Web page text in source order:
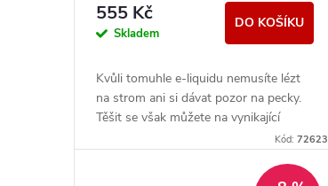
555 Kč
Skladem
DO KOŠÍKU
Kvůli tomuhle e-liquidu nemusíte lézt
na strom ani si dávat pozor na pecky.
Těšit se však můžete na vynikající
Kód:72623